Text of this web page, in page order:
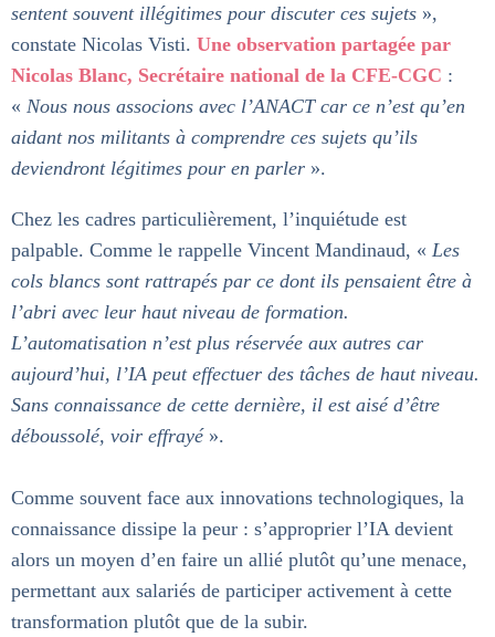
sentent souvent illégitimes pour discuter ces sujets »,
constate Nicolas Visti. Une observation partagée par
Nicolas Blanc, Secrétaire national de la CFE-CGC :
« Nous nous associons avec l’ANACT car ce n’est qu’en
aidant nos militants à comprendre ces sujets qu’ils
deviendront légitimes pour en parler ».
Chez les cadres particulièrement, l’inquiétude est
palpable. Comme le rappelle Vincent Mandinaud, « Les
cols blancs sont rattrapés par ce dont ils pensaient être à
l’abri avec leur haut niveau de formation.
L’automatisation n’est plus réservée aux autres car
aujourd’hui, l’IA peut effectuer des tâches de haut niveau.
Sans connaissance de cette dernière, il est aisé d’être
déboussolé, voir effrayé».
Comme souvent face aux innovations technologiques, la
connaissance dissipe la peur : s’approprier l’IA devient
alors un moyen d’en faire un allié plutôt qu’une menace,
permettant aux salariés de participer activement à cette
transformation plutôt que de la subir.